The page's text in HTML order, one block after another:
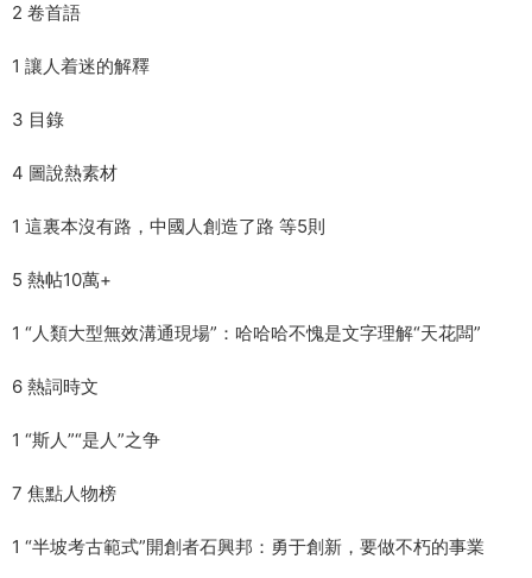
2 卷首語
1 讓人着迷的解釋
3 目錄
4 圖說熱素材
1 這裏本沒有路，中國人創造了路 等5則
5 熱帖10萬+
1 “人類大型無效溝通現場”：哈哈哈不愧是文字理解“天花闆”
6 熱詞時文
1 “斯人”“是人”之争
7 焦點人物榜
1 “半坡考古範式”開創者石興邦：勇于創新，要做不朽的事業